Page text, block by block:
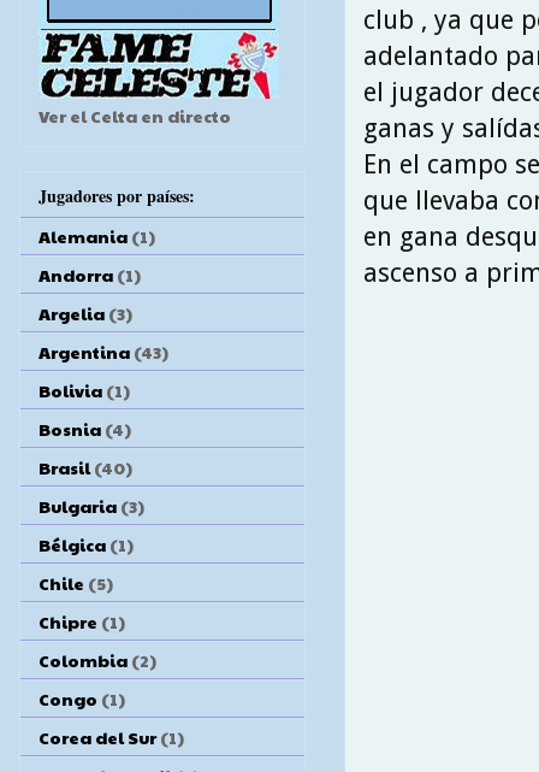
club , ya que
adelantado
el jugador
ganas y
En el campo
que llevaba
en gana
ascenso a
Ver el Celta en directo
Jugadores por países:
Alemania (1)
Andorra (1)
Argelia (3)
Argentina (43)
Bolivia (1)
Bosnia (4)
Brasil (40)
Bulgaria (3)
Bélgica (1)
Chile (5)
Chipre (1)
Colombia (2)
Congo (1)
Corea del Sur (1)